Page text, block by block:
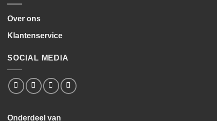
Over ons
Klantenservice
SOCIAL MEDIA
Onderdeel van